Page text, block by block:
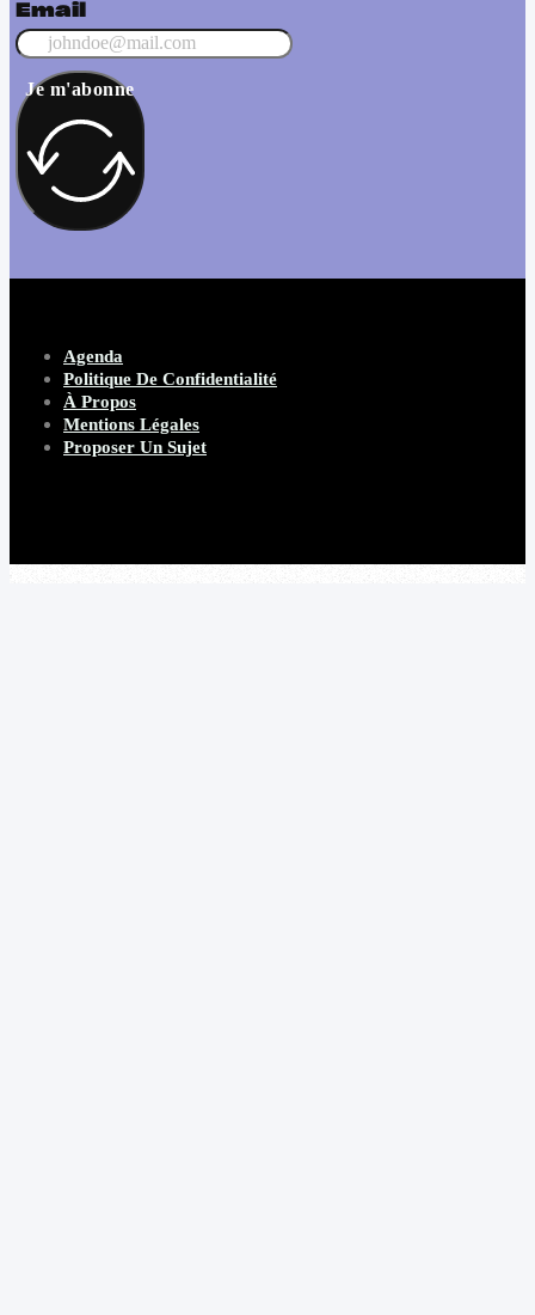
Email
Je m'abonne
Agenda
Politique De Confidentialité
À Propos
Mentions Légales
Proposer Un Sujet